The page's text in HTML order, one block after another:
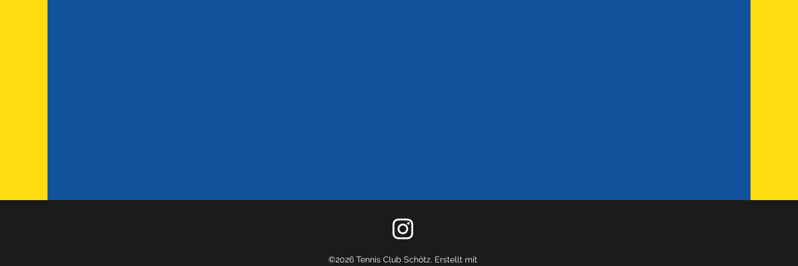
©2026 Tennis Club Schötz. Erstellt mit